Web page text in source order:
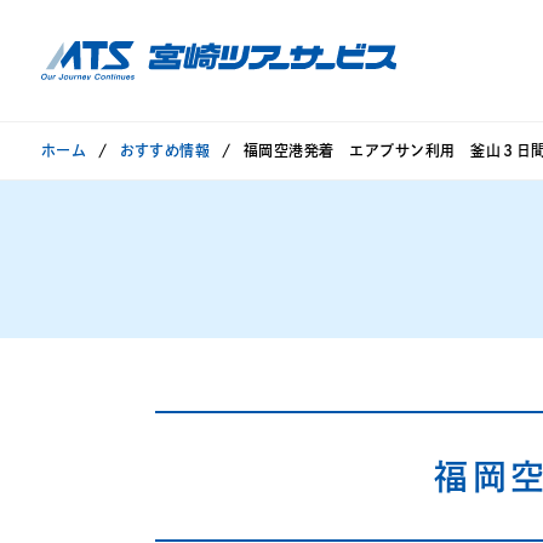
ホーム おすすめ情報 福岡空港発着 エアプサン利用 釜山３日
福岡